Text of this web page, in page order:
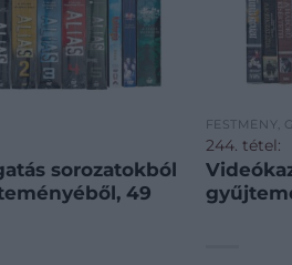
sorozatokból
49
FESTMÉNY,
244. tétel: